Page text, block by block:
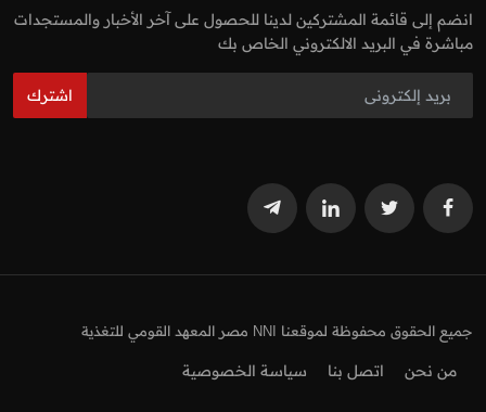
انضم إلى قائمة المشتركين لدينا للحصول على آخر الأخبار والمستجدات
مباشرة في البريد الالكتروني الخاص بك
اشترك
جميع الحقوق محفوظة لموقعنا NNI مصر المعهد القومي للتغذية
من نحن اتصل بنا سياسة الخصوصية